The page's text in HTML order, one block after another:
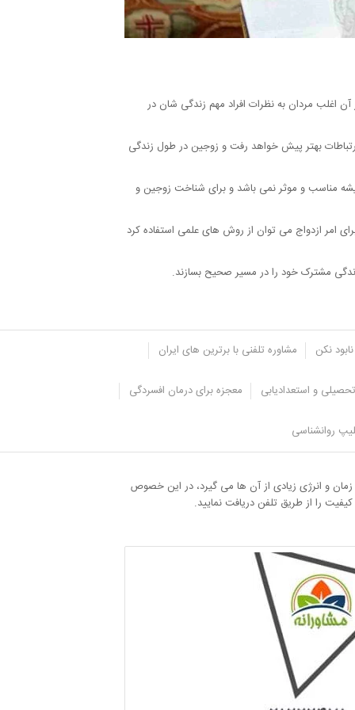
اغلب مردان به نظرات افراد مهم زندگی شان در
بهتر پیش خواهد رفت و زوجین در طول زندگی
مناسب و موثر نمی باشد و برای شناخت زوجین و
امر ازدواج می توان از روش های علمی استفاده کرد
زندگی مشترک خود را در مسیر صحیح بسازند.
نکن مشاوره تلفنی با برترین های ایران
و استعدادیابی معجزه برای درمان افسردگی
روانشناسی
و خانواده ها به درستی صورت گیرد و بتوانید فرد
زمان و انرژی زیادی از آن ها می گیرد، در این خصوص
را از طریق تلفن دریافت نمایید.